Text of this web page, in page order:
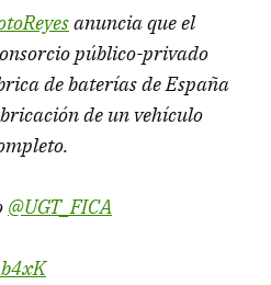
anuncia que el
público-privado
de baterías de España
de un vehículo
@UGT_FICA